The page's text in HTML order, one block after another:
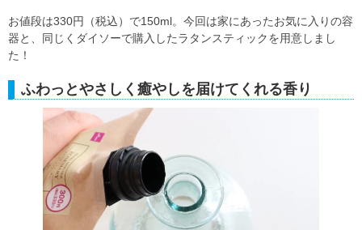
お値段は330円（税込）で150ml。今回は家にあったお気に入りの容
器と、同じくダイソーで購入したラタンスティックを用意しまし
た！
ふわっとやさしく癒やしを届けてくれる香り